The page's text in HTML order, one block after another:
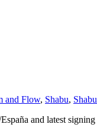
and Flow, Shabu,
and latest signing